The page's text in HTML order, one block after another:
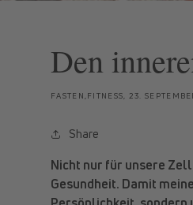
Den
FASTEN,FITNESS, 23.
Share
Nicht nur für unsere
Gesundheit. Damit